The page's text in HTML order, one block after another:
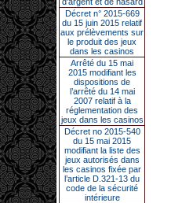
Décret n° 2015-669
du 15 juin 2015 relatif
aux prélèvements sur
le produit des jeux
dans les casinos
Arrêté du 15 mai
2015 modifiant les
dispositions de
l’arrêté du 14 mai
2007 relatif à la
réglementation des
jeux dans les casinos
Décret no 2015-540
du 15 mai 2015
modifiant la liste des
jeux autorisés dans
les casinos fixée par
l’article D.321-13 du
code de la sécurité
intérieure